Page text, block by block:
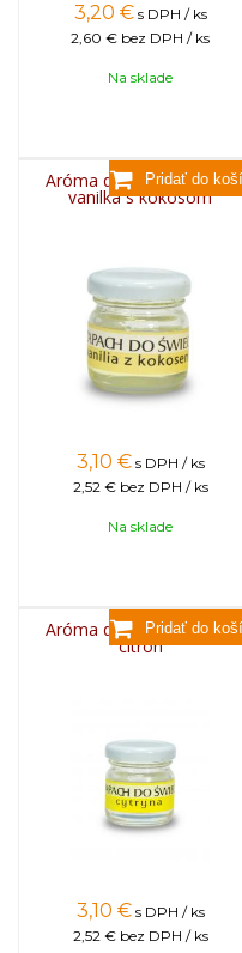
3,20 € s DPH / ks
2,60 € bez DPH / ks
Na sklade
Aróma do sviečok, 25g -
vanilka s kokosom
3,10 € s DPH / ks
2,52 € bez DPH / ks
Na sklade
Aróma do sviečok, 25g -
citrón
3,10 € s DPH / ks
2,52 € bez DPH / ks